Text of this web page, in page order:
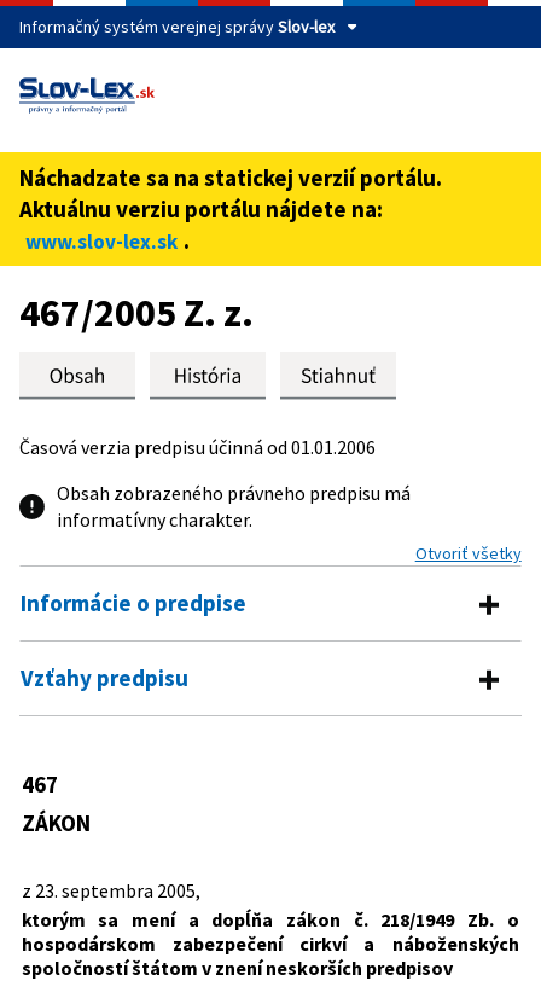
Informačný systém verejnej správySlov-lex
Táto stránka je zabezpečená
cez zabezpečenú webovú stránku verejnej správy SR.
Zabezpečená stránka vždy začína https:// pred názvom
domény webového sídla.
Náchadzate sa na statickej verzií portálu.
Aktuálnu verziu portálu nájdete na:
www.slov-lex.sk .
Preskoč na obsah
467/2005 Z. z.
Časová verzia predpisu účinná od 01.01.2006
Obsah zobrazeného právneho predpisu má
informatívny charakter.
Otvoriť všetky
Informácie o predpise
Číslo predpisu:
467/2005 Z. z.
Typ: Zákon
Dátum vyhlásenia:
20.10.2005
Dátum účinnosti od: 01.01.2006
Vzťahy predpisu
467
ZÁKON
z 23. septembra 2005,
ktorým sa mení a dopĺňa zákon č. 218/1949 Zb. o
hospodárskom zabezpečení cirkví a náboženských
spoločností štátom v znení neskorších predpisov